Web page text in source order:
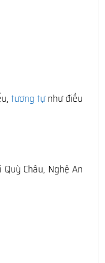
tương tựnhư điều
Châu, Nghệ An